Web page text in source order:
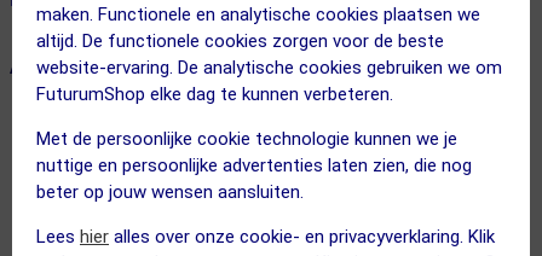
maken. Functionele en analytische cookies plaatsen we
altijd. De functionele cookies zorgen voor de beste
website-ervaring. De analytische cookies gebruiken we om
FuturumShop elke dag te kunnen verbeteren.
Met de persoonlijke cookie technologie kunnen we je
nuttige en persoonlijke advertenties laten zien, die nog
beter op jouw wensen aansluiten.
Lees hier alles over onze cookie- en privacyverklaring. Klik
ALTERNATIEVE PRODUCTEN
OP=OP!